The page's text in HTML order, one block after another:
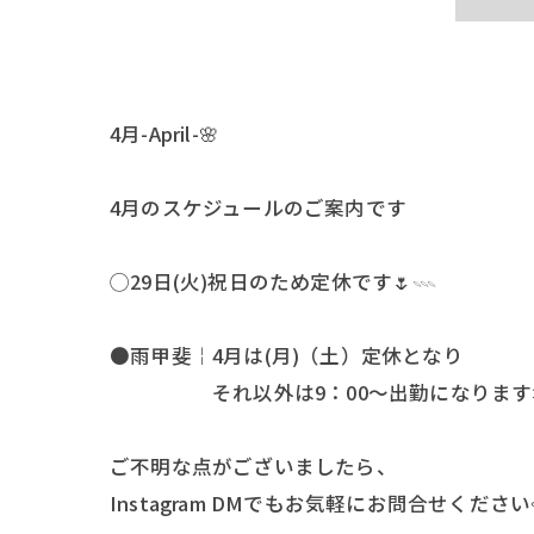
4月-April-🌸
4月のスケジュールのご案内です
◯29日(火)祝日のため定休です🌷𓇠
●雨甲斐￤4月は(月)（土）定休となり
それ以外は9：00〜出勤になります
ご不明な点がございましたら、
Instagram DMでもお気軽にお問合せくださ